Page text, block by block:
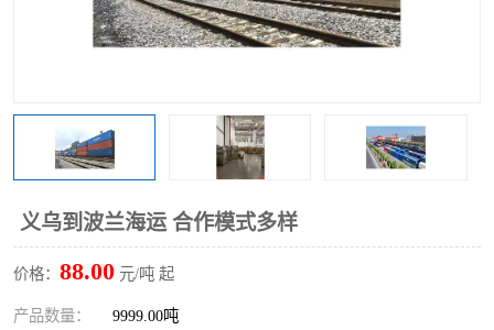
义乌到波兰海运 合作模式多样
价格： 88.00 元/吨 起
产品数量： 9999.00吨